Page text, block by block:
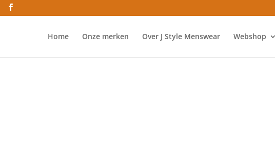
Home Onze merken Over J Style Menswear Webshop